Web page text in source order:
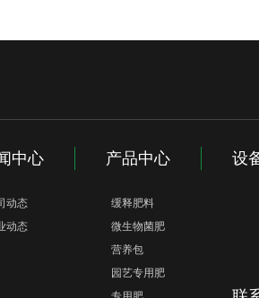
中心
动态
动态
产品中心
缓释肥料
微生物菌肥
营养包
园艺专用肥
设